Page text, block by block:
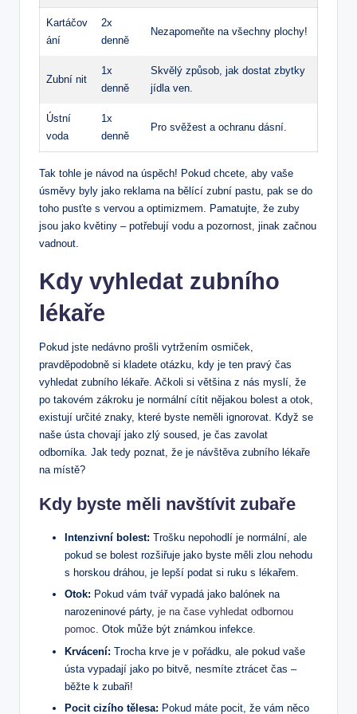
Kartáčov
ání
2x
denně
Nezapomeňte na všechny plochy!
Zubní nit
1x
⁣denně
Skvělý způsob, jak dostat zbytky
jídla ven.
Ústní
voda
1x
‍denně
Pro svěžest⁤ a ochranu‍ dásní.
Tak tohle je návod na úspěch! Pokud chcete, aby ​vaše
úsměvy​ byly jako reklama na⁤ bělící zubní pastu, pak se ⁣do
toho pusťte s vervou a optimizmem. Pamatujte, že zuby
jsou​ jako květiny – potřebují ⁢vodu a pozornost, jinak začnou
vadnout.
Kdy vyhledat ⁤zubního
lékaře
Pokud jste nedávno prošli vytržením osmiček,
pravděpodobně ⁢si kladete otázku, kdy je⁤ ten pravý čas
vyhledat zubního​ lékaře. Ačkoli si​ většina z nás myslí, že
po takovém zákroku je normální cítit nějakou bolest a otok,
existují určité znaky, které byste‌ neměli ‌ignorovat.‌ Když se
⁣naše ústa chovají jako zlý soused, je čas zavolat
⁢odborníka. Jak tedy poznat, že ⁢je návštěva zubního​ lékaře
na místě?
Kdy⁤ byste měli navštívit zubaře
Intenzivní bolest: Trošku nepohodlí je normální, ale
pokud se bolest rozšiřuje jako byste měli ⁢zlou nehodu
s horskou dráhou, je lepší podat si ruku s lékařem.
Otok: Pokud vám tvář vypadá jako balónek na
narozeninové párty, je na čase vyhledat odbornou
pomoc. Otok může být známkou infekce.
Krvácení: Trocha krve je v pořádku, ale pokud vaše
ústa vypadají jako po bitvě, nesmíte ztrácet čas –
běžte k zubaři!
Pocit cizího tělesa: Pokud máte pocit, ⁢že vám něco